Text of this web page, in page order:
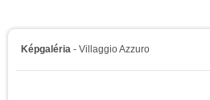
Képgaléria - Villaggio Azzuro